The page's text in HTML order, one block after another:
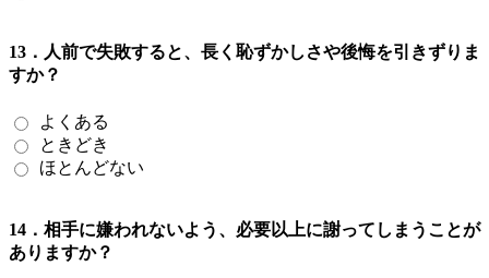
13．人前で失敗すると、長く恥ずかしさや後悔を引きずりま
すか？
よくある
ときどき
ほとんどない
14．相手に嫌われないよう、必要以上に謝ってしまうことが
ありますか？